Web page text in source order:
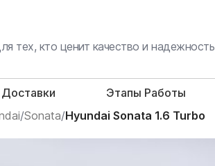
тех, кто ценит качество и надежность
Этапы Работы
/Sonata/Hyundai Sonata 1.6 Turbo